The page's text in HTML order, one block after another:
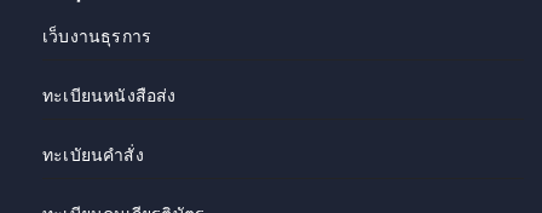
เว็บงานธุรการ
ทะเบียนหนังสือส่ง
ทะเบัยนคำสั่ง